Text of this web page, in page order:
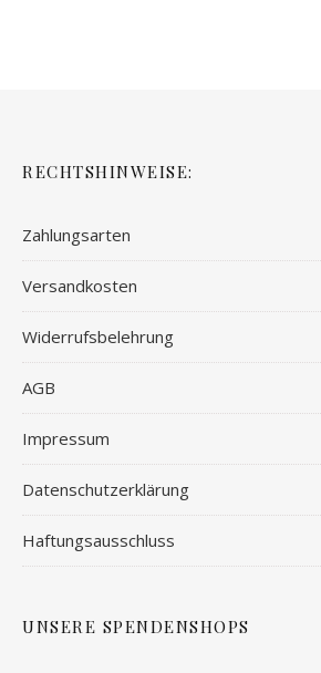
RECHTSHINWEISE:
Zahlungsarten
Versandkosten
Widerrufsbelehrung
AGB
Impressum
Datenschutzerklärung
Haftungsausschluss
UNSERE SPENDENSHOPS